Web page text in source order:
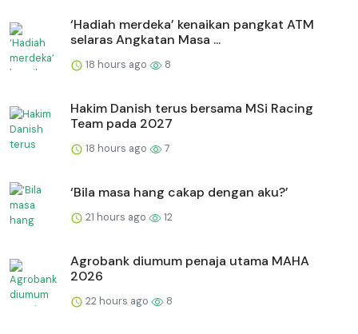
‘Hadiah merdeka’ kenaikan pangkat ATM
selaras Angkatan Masa ...
18 hours ago 8
Hakim Danish terus bersama MSi Racing
Team pada 2027
18 hours ago 7
‘Bila masa hang cakap dengan aku?’
21 hours ago 12
Agrobank diumum penaja utama MAHA
2026
22 hours ago 8